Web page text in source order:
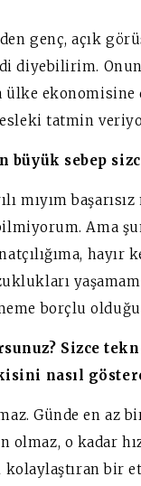
genç, açık
diyebilirim.
ekonomisine
tatmin
büyük sebep
mıyım
bilmiyorum. Ama
borçlu
Sizce
nasıl
Günde en az
o kadar
kolaylaştıran bir